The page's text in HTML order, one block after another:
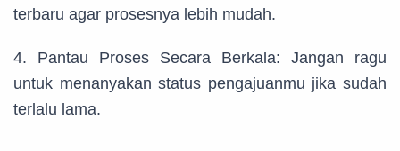
terbaru agar prosesnya lebih mudah.
4. Pantau Proses Secara Berkala: Jangan ragu
untuk menanyakan status pengajuanmu jika sudah
terlalu lama.